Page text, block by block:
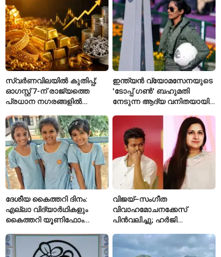
യാത്രക്കാരെ
നിരീക്ഷണത്തിൽ
ചട്ടങ്ങൾ ഇങ്ങനെ
സ്വർണവിലയിൽ കുതിപ്പ്;
ഓഗസ്റ്റ് 7-ന് രാജ്യത്തെ
പ്രധാന നഗരങ്ങളിൽ
ഇന്ത്യൻ വ്യോമസേനയുടെ
'ടോപ്പ് ഗൺ' ബഹുമതി
നേടുന്ന ആദ്യ വനിതയായി
ദേശീയ കൈത്തറി ദിനം:
എല്ലാ വിദ്യാർഥികളും
കൈത്തറി യൂണിഫോം
സ്കൂൾ വേറിട്ട മാതൃക
വിജയ്–സംഗീത
വിവാഹമോചനക്കേസ്
പിൻവലിച്ചു; ഹർജി
അവസാനിപ്പിച്ച് കോടതി